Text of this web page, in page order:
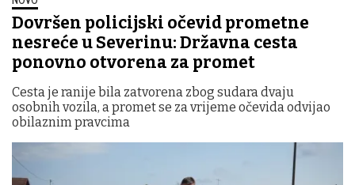
Dovršen policijski očevid prometne
nesreće u Severinu: Državna cesta
ponovno otvorena za promet
Cesta je ranije bila zatvorena zbog sudara dvaju
osobnih vozila, a promet se za vrijeme očevida odvijao
obilaznim pravcima